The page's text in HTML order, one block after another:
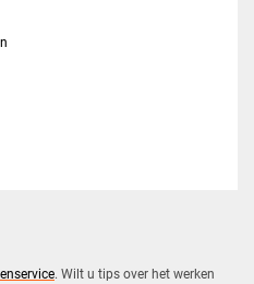
. Wilt u tips over het werken